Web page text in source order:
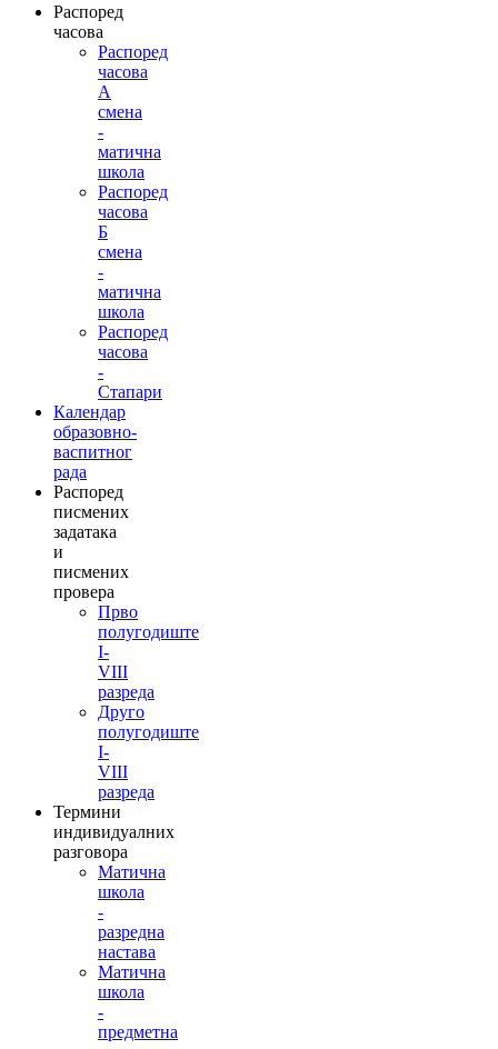
Распоред
часова
Распоред
часова
А
смена
-
матична
школа
Распоред
часова
Б
смена
-
матична
школа
Распоред
часова
-
Стапари
Календар
образовно-
васпитног
рада
Распоред
писмених
задатака
и
писмених
провера
Прво
полугодиште
I-
VIII
разреда
Друго
полугодиште
I-
VIII
разреда
Термини
индивидуалних
разговора
Матична
школа
-
разредна
настава
Матична
школа
-
предметна